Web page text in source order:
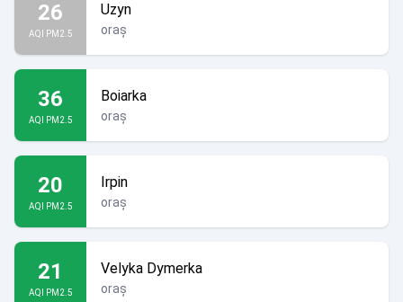
26
AQI PM2.5
Uzyn
oraș
36
AQI PM2.5
Boiarka
oraș
20
AQI PM2.5
Irpin
oraș
21
AQI PM2.5
Velyka Dymerka
oraș